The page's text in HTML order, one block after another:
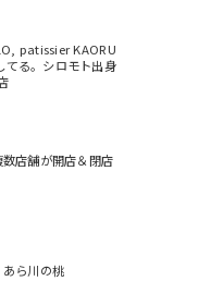
patissier KAORU
てる。シロモト出身
店舗が開店＆閉店
ら川の桃